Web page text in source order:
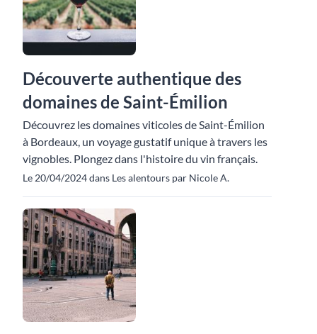
Découverte authentique des
domaines de Saint-Émilion
Découvrez les domaines viticoles de Saint-Émilion
à Bordeaux, un voyage gustatif unique à travers les
vignobles. Plongez dans l'histoire du vin français.
Le 20/04/2024 dans Les alentours par Nicole A.